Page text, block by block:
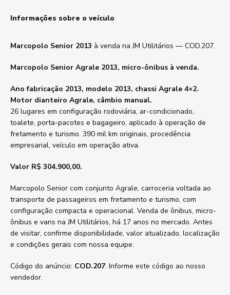
Informações sobre o veículo
Marcopolo Senior 2013 à venda na JM Utilitários — COD.207.
Marcopolo Senior Agrale 2013, micro-ônibus à venda.
Ano fabricação 2013, modelo 2013, chassi Agrale 4×2.
Motor dianteiro Agrale, câmbio manual.
26 lugares em configuração rodoviária, ar-condicionado,
toalete, porta-pacotes e bagageiro, aplicado à operação de
fretamento e turismo. 390 mil km originais, procedência
empresarial, veículo em operação ativa.
Valor R$ 304.900,00.
Marcopolo Senior com conjunto Agrale, carroceria voltada ao
transporte de passageiros em fretamento e turismo, com
configuração compacta e operacional. Venda de ônibus, micro-
ônibus e vans na JM Utilitários, há 17 anos no mercado. Antes
de visitar, confirme disponibilidade, valor atualizado, localização
e condições gerais com nossa equipe.
Código do anúncio: COD.207. Informe este código ao nosso
vendedor.